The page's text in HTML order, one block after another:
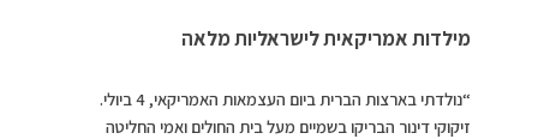
מילדות אמריקאית לישראליות מלאה
“נולדתי בארצות הברית ביום העצמאות האמריקאי, 4 ביולי.
זיקוקי דינור הבריקו בשמיים מעל בית החולים ואמי החליטה